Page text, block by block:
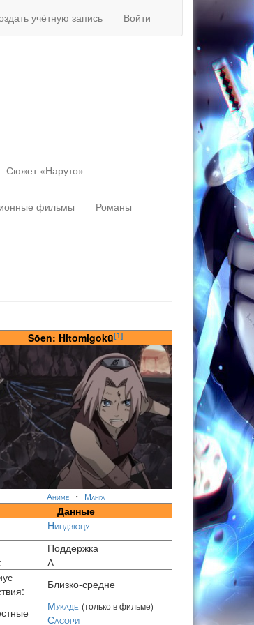
учётную запись Войти
Сюжет «Наруто»
фильмы Романы
Перейти
навигация ,
поиск
Sōen: Hitomigokū[1]
Аниме ・ Манга
Данные
Ниндзюцу
Поддержка
:
А
Близко-средне
Мукаде (только в фильме)
Сасори